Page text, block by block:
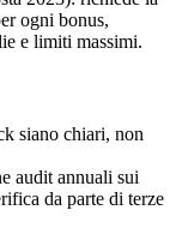
ogni bonus,
e limiti massimi.
siano chiari, non
audit annuali sui
da parte di terze